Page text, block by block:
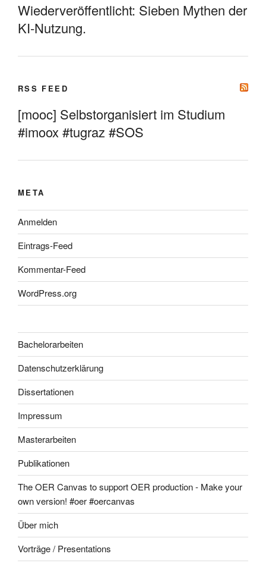
Wiederveröffentlicht: Sieben Mythen der
KI-Nutzung.
RSS FEED
[mooc] Selbstorganisiert im Studium
#imoox #tugraz #SOS
META
Anmelden
Eintrags-Feed
Kommentar-Feed
WordPress.org
Bachelorarbeiten
Datenschutzerklärung
Dissertationen
Impressum
Masterarbeiten
Publikationen
The OER Canvas to support OER production - Make your
own version! #oer #oercanvas
Über mich
Vorträge / Presentations